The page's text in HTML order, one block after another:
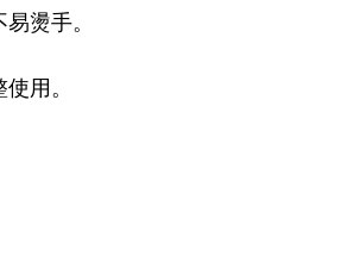
燙手。
用。